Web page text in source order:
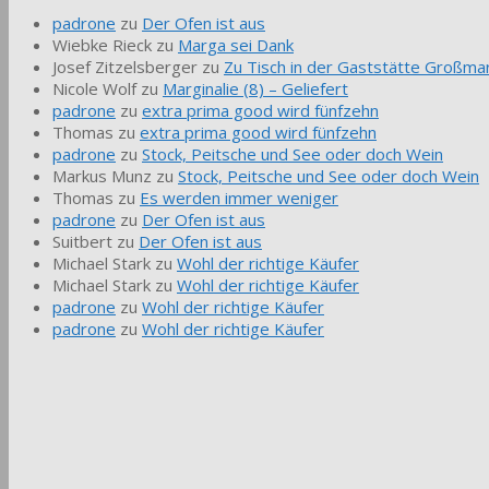
padrone zu Der Ofen ist aus
Wiebke Rieck zu Marga sei Dank
Josef Zitzelsberger zu Zu Tisch in der Gaststätte
Nicole Wolfzu Marginalie (8) – Geliefert
padrone zu extra prima good wird fünfzehn
Thomas zu extra prima good wird fünfzehn
padrone zu Stock, Peitsche und See oder doch Wein
Markus Munz zu Stock, Peitsche und See oder doch Wein
Thomas zu Es werden immer weniger
padrone zu Der Ofen ist aus
Suitbert zu Der Ofen ist aus
Michael Stark zu Wohl der richtige Käufer
Michael Stark zu Wohl der richtige Käufer
padrone zu Wohl der richtige Käufer
padrone zu Wohl der richtige Käufer